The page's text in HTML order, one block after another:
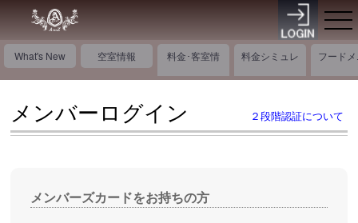
What's New 空室情報
料金･客室情
報
料金シミュレ
ーション
フード
ー
メンバーログイン ２段階認証について
メンバーズカードをお持ちの方